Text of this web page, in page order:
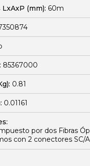
(mm): 60m
85367000
0.81
0.01161
por dos Fibras
con 2 conectores SC/